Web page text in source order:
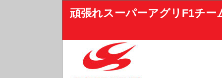
頑張れスーパーアグリF1チー